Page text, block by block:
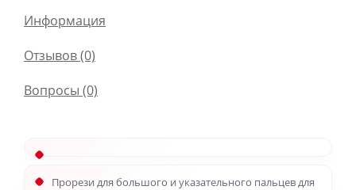
Информация
Отзывов (0)
Вопросы (0)
Прорези для большого и указательного пальцев для